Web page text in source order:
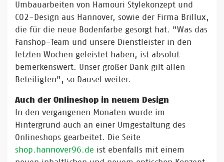
Umbauarbeiten von Hamouri Stylekonzept und
CO2-Design aus Hannover, sowie der Firma Brillux,
die für die neue Bodenfarbe gesorgt hat. "Was das
Fanshop-Team und unsere Dienstleister in den
letzten Wochen geleistet haben, ist absolut
bemerkenswert. Unser großer Dank gilt allen
Beteiligten", so Dausel weiter.
Auch der Onlineshop in neuem Design
In den vergangenen Monaten wurde im
Hintergrund auch an einer Umgestaltung des
Onlineshops gearbeitet. Die Seite
shop.hannover96.de ist ebenfalls mit einem